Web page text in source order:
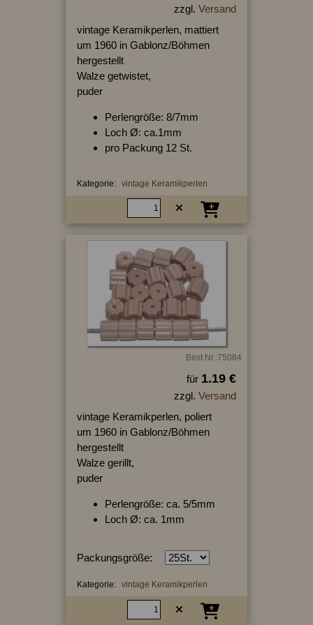
zzgl. Versand
vintage Keramikperlen, mattiert
um 1960 in Gablonz/Böhmen
hergestellt
Walze getwistet,
puder
Perlengröße: 8/7mm
Loch Ø: ca.1mm
pro Packung 12 St.
Kategorie: vintage Keramikperlen
Best.Nr.:75084
für 1.19 €
zzgl. Versand
vintage Keramikperlen, poliert
um 1960 in Gablonz/Böhmen
hergestellt
Walze gerillt,
puder
Perlengröße: ca. 5/5mm
Loch Ø: ca. 1mm
Packungsgröße:
Kategorie: vintage Keramikperlen